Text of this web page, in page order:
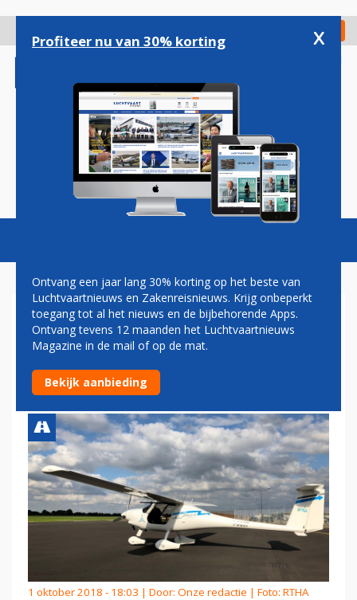
gaan
Check in
Magazine Podcasts Vacatures
EERSTE ELEKTRISCHE
VLIEGTUIG LANDT OP
ROTTERDAM AIRPORT
1 oktober 2018 - 18:03 | Door: Onze redactie | Foto: RTHA
Profiteer nu van 30% korting x
Ontvang een jaar lang 30% korting op het beste van
Luchtvaartnieuws en Zakenreisnieuws. Krijg onbeperkt
toegang tot al het nieuws en de bijbehorende Apps.
Ontvang tevens 12 maanden het Luchtvaartnieuws
Magazine in de mail of op de mat.
Bekijk aanbieding